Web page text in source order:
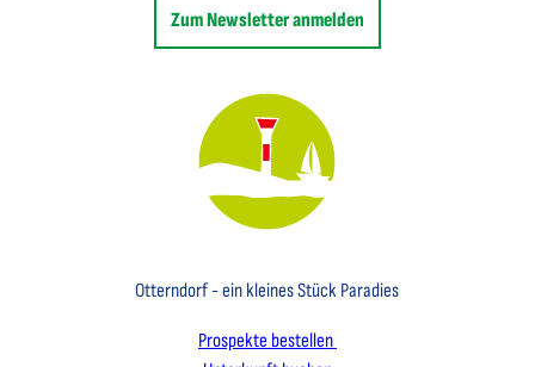
Zum Newsletter anmelden
Otterndorf - ein kleines Stück Paradies
Prospekte bestellen